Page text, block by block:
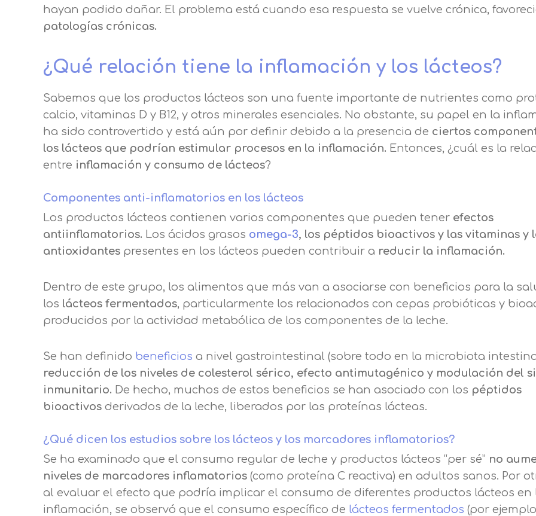
hayan podido dañar. El problema está cuando esa respuesta se vuelve crónica,
patologías crónicas.
¿Qué relación tiene la inflamación y los lácteos?
Sabemos que los productos lácteos son una fuente importante de nutrientes como
calcio, vitaminas D y B12, y otros minerales esenciales. No obstante, su papel en la
ha sido controvertido y está aún por definir debido a la presencia de ciertos
los lácteos que podrían estimular procesos en la inflamación. Entonces, ¿cuál es la
entre inflamación y consumo de lácteos?
Componentes anti-inflamatorios en los lácteos
Los productos lácteos contienen varios componentes que pueden tener efectos
antiinflamatorios. Los ácidos grasos omega-3, los péptidos bioactivos y las vitaminas y
antioxidantes presentes en los lácteos pueden contribuir a reducir la inflamación.
Dentro de este grupo, los alimentos que más van a asociarse con beneficios para la
los lácteos fermentados, particularmente los relacionados con cepas probióticas y
producidos por la actividad metabólica de los componentes de la leche.
Se han definido beneficios a nivel gastrointestinal (sobre todo en la microbiota
reducción de los niveles de colesterol sérico, efecto antimutagénico y modulación del
inmunitario. De hecho, muchos de estos beneficios se han asociado con los péptidos
bioactivos derivados de la leche, liberados por las proteínas lácteas.
¿Qué dicen los estudios sobre los lácteos y los marcadores inflamatorios?
Se ha examinado que el consumo regular de leche y productos lácteos “per sé” no
niveles de marcadores inflamatorios (como proteína C reactiva) en adultos sanos. Por
al evaluar el efecto que podría implicar el consumo de diferentes productos lácteos en
inflamación, se observó que el consumo específico de lácteos fermentados (por
Solicitar información
Apellido
Teléfono País
Información básica sobre Protección de Datos .
Haz clic aquí
Acepto el tratamiento de mis datos con la finalidad prevista
en la información básica.
Solicitar información
Telefono
Información básica sobre Protección de Datos .
Responsable EUROINNOVA BUSINESS SCHOOL,
S.L. Finalidad Información académica y comercial
de nuestros servicios de enseñanza Legitimación
Consentimiento del interesado Destinatarios
finalidades Derechos Acceder, rectificar y suprimir
los datos, así como otros derechos, como se explica
en la información adicional
Información adicional
Acepto el tratamiento de mis datos con la finalidad prevista
Centro de preferencia de privacidad
Utilizamos cookies propias y de terceros para mejorar nuestros servicios relacionados
análisis de tus hábitos de navegación. En caso de que rechace las cookies, no
Puede obtener más información en nuestrapolítica de cookies.
Seguir navegando